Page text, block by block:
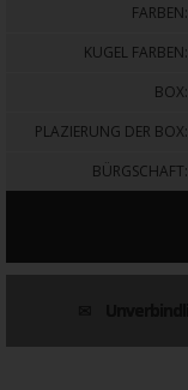
FARBEN:
KUGEL FARBEN:
BOX:
PLAZIERUNG DER BOX:
BÜRGSCHAFT: